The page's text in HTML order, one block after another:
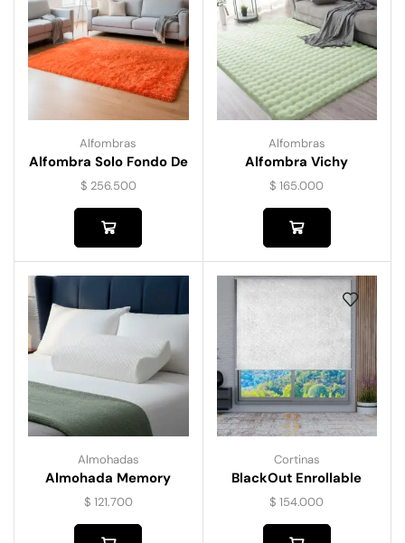
Alfombras
Alfombra Solo Fondo De
80 Cm X 150 Cm
$ 256.500
Alfombras
Alfombra Vichy
$ 165.000
Almohadas
Almohada Memory
Form
$ 121.700
Cortinas
BlackOut Enrollable
$ 154.000